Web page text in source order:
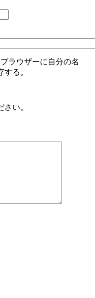
ラウザーに自分の名
る。
い。